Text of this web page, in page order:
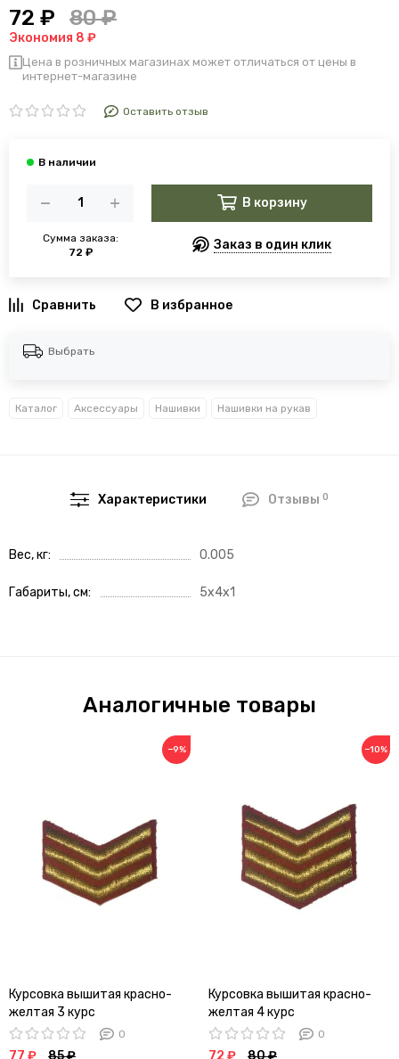
72 ₽ 80 ₽
Экономия 8 ₽
Цена в розничных магазинах может отличаться от цены в
интернет-магазине
Оставить отзыв
Сумма заказа:
72 ₽
В корзину
Заказ в один клик
В избранное
Выбрать
Каталог Аксессуары Нашивки Нашивки на рукав
Характеристики Отзывы 0
Вес, кг 0.005
Габариты, см 5x4x1
Аналогичные товары
−9%
Курсовка вышитая красно-
желтая 3 курс
0
−10%
Курсовка вышитая красно-
желтая 4 курс
0